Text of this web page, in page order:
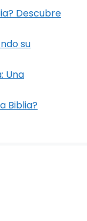
Descubre
su
Una
Biblia?